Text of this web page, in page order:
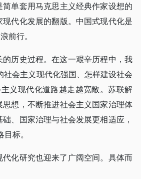
单套用马克思主义经典作家设想的
代化发展的翻版。中国式现代化是
前行。
历史过程。在这一艰辛历程中，我
会主义现代化强国、怎样建设社会
义现代化道路越走越宽敞。苏联解
想，不断推进社会主义国家治理体
、国家治理与社会发展更相适应，
标。
化研究也迎来了广阔空间。具体而